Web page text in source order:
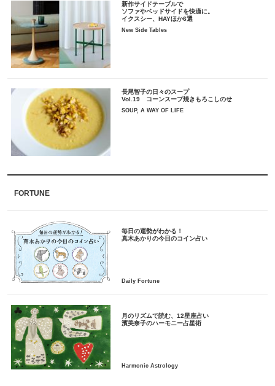
新作サイドテーブルで
ソファやベッドサイドを快適に。
イクスシー、HAYほか6選
New Side Tables
長尾智子の日々のスープ
Vol.19 コーンスープ焼きもろこしのせ
SOUP, A WAY OF LIFE
FORTUNE
毎日の運勢がわかる！
月のリズムで読む、12星座占い